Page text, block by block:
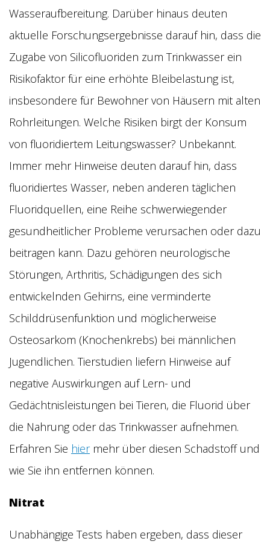
Wasseraufbereitung. Darüber hinaus deuten
aktuelle Forschungsergebnisse darauf hin, dass die
Zugabe von Silicofluoriden zum Trinkwasser ein
Risikofaktor für eine erhöhte Bleibelastung ist,
insbesondere für Bewohner von Häusern mit alten
Rohrleitungen. Welche Risiken birgt der Konsum
von fluoridiertem Leitungswasser? Unbekannt.
Immer mehr Hinweise deuten darauf hin, dass
fluoridiertes Wasser, neben anderen täglichen
Fluoridquellen, eine Reihe schwerwiegender
gesundheitlicher Probleme verursachen oder dazu
beitragen kann. Dazu gehören neurologische
Störungen, Arthritis, Schädigungen des sich
entwickelnden Gehirns, eine verminderte
Schilddrüsenfunktion und möglicherweise
Osteosarkom (Knochenkrebs) bei männlichen
Jugendlichen. Tierstudien liefern Hinweise auf
negative Auswirkungen auf Lern- und
Gedächtnisleistungen bei Tieren, die Fluorid über
die Nahrung oder das Trinkwasser aufnehmen.
Erfahren Sie hiermehr über diesen Schadstoff und
wie Sie ihn entfernen können.
Nitrat
Unabhängige Tests haben ergeben, dass dieser